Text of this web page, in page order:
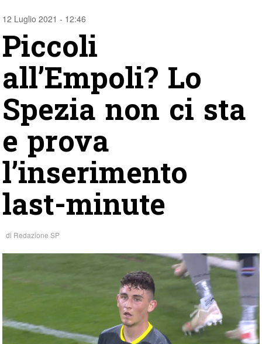
12 Luglio 2021 - 12:46
Piccoli
all’Empoli? Lo
Spezia non ci sta
e prova
l’inserimento
last-minute
di Redazione SP